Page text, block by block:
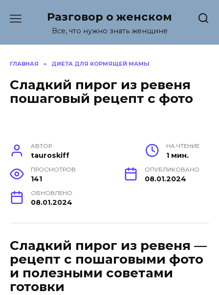
содержанию
Разговор о женском
Все, что нужно знать женщине
ГЛАВНАЯ » ДИЕТА ДЛЯ КОРМЯЩЕЙ МАМЫ
Сладкий пирог из ревеня
пошаговый рецепт с фото
АВТОР
tauroskiff
НА ЧТЕНИЕ
1 мин.
ПРОСМОТРОВ
141
ОПУБЛИКОВАНО
08.01.2024
ОБНОВЛЕНО
08.01.2024
Сладкий пирог из ревеня —
рецепт с пошаговыми фото
и полезными советами
готовки